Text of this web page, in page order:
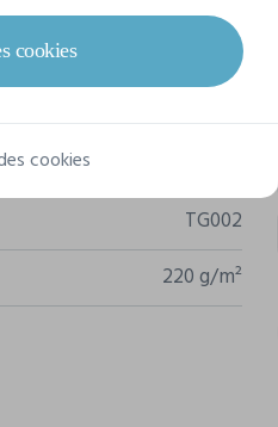
TG002
220 g/m²
cookies
cookies